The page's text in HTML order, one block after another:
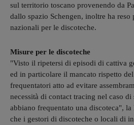
sul territorio toscano provenendo da
dallo spazio Schengen, inoltre ha
nazionali per le discoteche.
Misure per le discoteche
"Visto il ripetersi di episodi di cattiva
ed in particolare il mancato rispetto
frequentatori atto ad evitare
necessità di contact tracing nel caso
abbiano frequentato una discoteca", la
che i gestori di discoteche o locali di